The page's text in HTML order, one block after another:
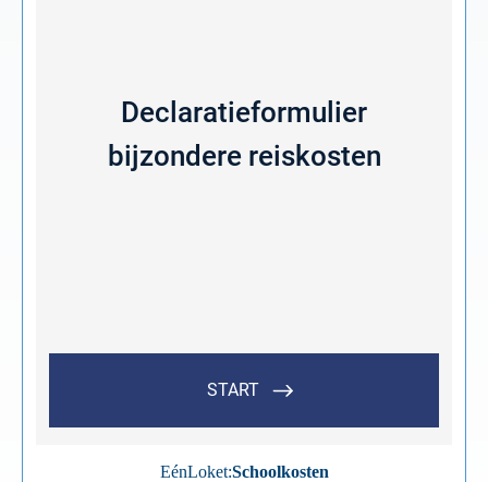
EénLoket:Schoolkosten